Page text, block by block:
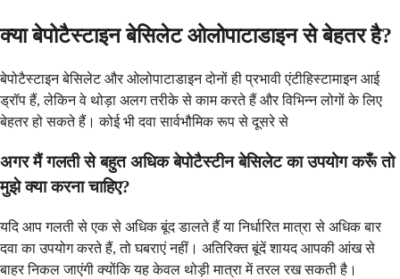
क्या बेपोटैस्टाइन बेसिलेट ओलोपाटाडाइन से बेहतर है?
बेपोटैस्टाइन बेसिलेट और ओलोपाटाडाइन दोनों ही प्रभावी एंटीहिस्टामाइन आई
ड्रॉप हैं, लेकिन वे थोड़ा अलग तरीके से काम करते हैं और विभिन्न लोगों के लिए
बेहतर हो सकते हैं। कोई भी दवा सार्वभौमिक रूप से दूसरे से
अगर मैं गलती से बहुत अधिक बेपोटैस्टीन बेसिलेट का उपयोग करूँ तो
मुझे क्या करना चाहिए?
यदि आप गलती से एक से अधिक बूंद डालते हैं या निर्धारित मात्रा से अधिक बार
दवा का उपयोग करते हैं, तो घबराएं नहीं। अतिरिक्त बूंदें शायद आपकी आंख से
बाहर निकल जाएंगी क्योंकि यह केवल थोड़ी मात्रा में तरल रख सकती है।